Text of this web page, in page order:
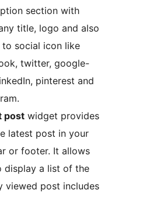
section with
title, logo and also
to social icon like
twitter, google-
pinterest and
post widget provides
latest post in your
or footer. It allows
display a list of the
viewed post includes